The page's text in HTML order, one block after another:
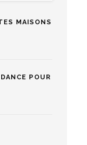
MAISONS
POUR